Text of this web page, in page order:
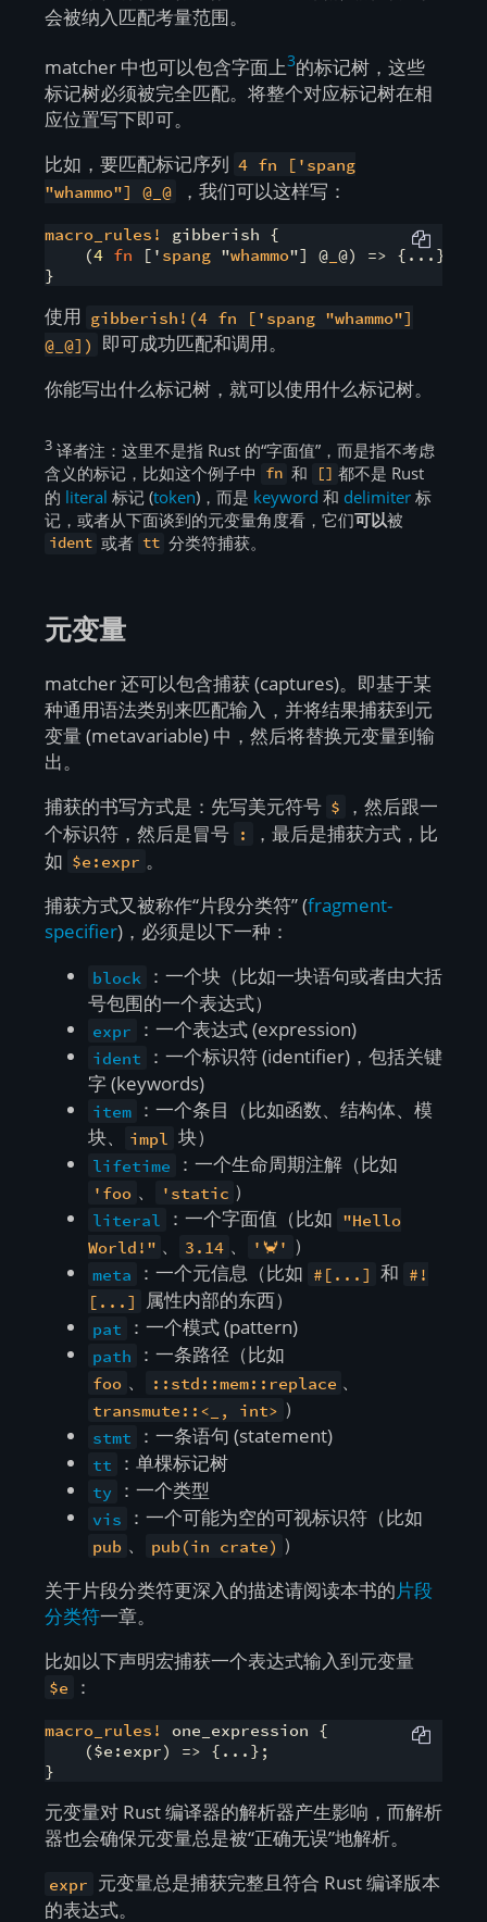
会被纳入匹配考量范围。
matcher 中也可以包含字面上3的标记树，这些
标记树必须被完全匹配。将整个对应标记树在相
应位置写下即可。
比如，要匹配标记序列 4 fn ['spang
"whammo"] @_@
，我们可以这样写：
macro_rules!
gibberish {
    (
4 fn [' spang "whammo"] @_ @) => {...};
}
使用 gibberish!(4 fn ['spang "whammo"]
@_@])
即可成功匹配和调用。
你能写出什么标记树，就可以使用什么标记树。
3 译者注：这里不是指 Rust 的“字面值”，而是指不考虑
含义的标记，比如这个例子中
fn 和 [] 都不是 Rust
的 literal 标记 (token)，而是 keyword 和 delimiter标
记，或者从下面谈到的元变量角度看，它们可以被
ident 或者 tt 分类符捕获。
元变量
matcher 还可以包含捕获 (captures)。即基于某
种通用语法类别来匹配输入，并将结果捕获到元
变量 (metavariable) 中，然后将替换元变量到输
出。
捕获的书写方式是：先写美元符号 $
，然后跟一
个标识符，然后是冒号 :
，最后是捕获方式，比
如 $e:expr 。
捕获方式又被称作“片段分类符” (fragment-
specifier)，必须是以下一种：
block
：一个块（比如一块语句或者由大括
号包围的一个表达式）
expr ：一个表达式 (expression)
ident
：一个标识符 (identifier)，包括关键
字 (keywords)
item
：一个条目（比如函数、结构体、模
块、
impl 块）
lifetime ：一个生命周期注解（比如
'foo 、 'static ）
literal ：一个字面值（比如 "Hello
World!" 、 3.14 、 '🦀' ）
meta ：一个元信息（比如 #[...] 和 #!
[...]
属性内部的东西）
pat ：一个模式 (pattern)
path ：一条路径（比如
foo 、 ::std::mem::replace 、
transmute::<_, int> ）
stmt ：一条语句 (statement)
tt ：单棵标记树
ty ：一个类型
vis ：一个可能为空的可视标识符（比如
pub 、 pub(in crate) ）
关于片段分类符更深入的描述请阅读本书的片段
分类符一章。
比如以下声明宏捕获一个表达式输入到元变量
$e ：
macro_rules!
one_expression {
    ($e:expr) => {...};
}
元变量对 Rust 编译器的解析器产生影响，而解析
器也会确保元变量总是被“正确无误”地解析。
expr 元变量总是捕获完整且符合 Rust 编译版本
的表达式。